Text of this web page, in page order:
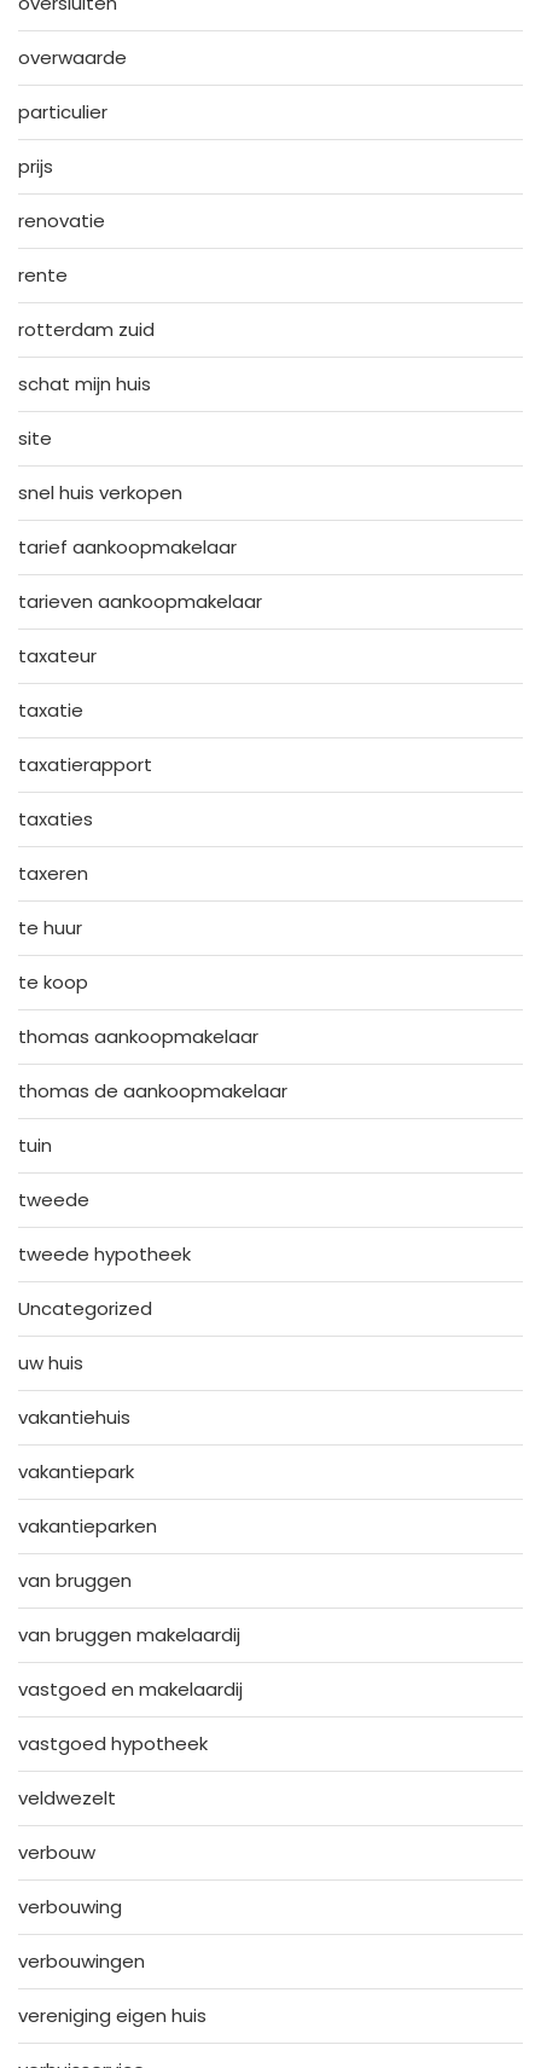
overwaarde
particulier
prijs
renovatie
rente
rotterdam zuid
schat mijn huis
site
snel huis verkopen
tarief aankoopmakelaar
tarieven aankoopmakelaar
taxateur
taxatie
taxatierapport
taxaties
taxeren
te huur
te koop
thomas aankoopmakelaar
thomas de aankoopmakelaar
tuin
tweede
tweede hypotheek
Uncategorized
uw huis
vakantiehuis
vakantiepark
vakantieparken
van bruggen
van bruggen makelaardij
vastgoed en makelaardij
vastgoed hypotheek
veldwezelt
verbouw
verbouwing
verbouwingen
vereniging eigen huis